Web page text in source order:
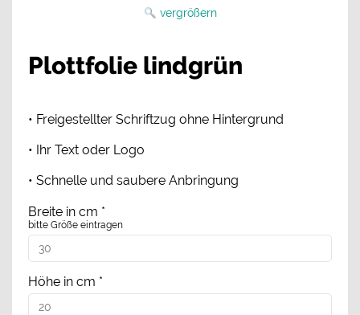
vergrößern
Plottfolie lindgrün
• Freigestellter Schriftzug ohne Hintergrund
• Ihr Text oder Logo
• Schnelle und saubere Anbringung
Breite in cm *
bitte Größe eintragen
Höhe in cm *